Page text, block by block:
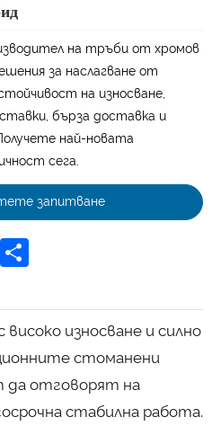
на тръби от хромов
за наслагване от
на износване,
бърза доставка и
най-новата
сега.
запитване
LinkedIn
износване и силно
стоманени
отговорят на
стабилна работа.